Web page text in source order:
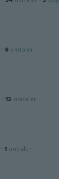
· 6 omtaler
· 12 omtaler
· 1 omtaler